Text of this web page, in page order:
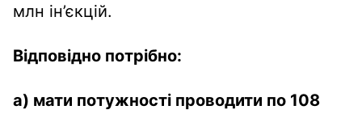
млн ін’єкцій.
Відповідно потрібно:
а) мати потужності проводити по 108